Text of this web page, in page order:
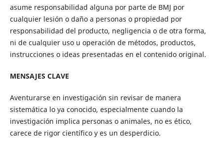
asume responsabilidad alguna por parte de BMJ por
cualquier lesión o daño a personas o propiedad por
responsabilidad del producto, negligencia o de otra forma,
ni de cualquier uso u operación de métodos, productos,
instrucciones o ideas presentadas en el contenido original.
MENSAJES CLAVE
Aventurarse en investigación sin revisar de manera
sistemática lo ya conocido, especialmente cuando la
investigación implica personas o animales, no es ético,
carece de rigor científico y es un desperdicio.